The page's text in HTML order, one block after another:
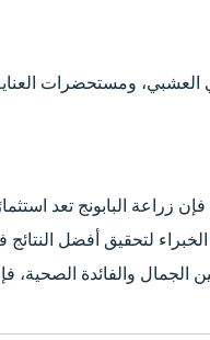
ومستحضرات
زراعة البابونج تعد
لتحقيق أفضل
والفائدة الصحية،